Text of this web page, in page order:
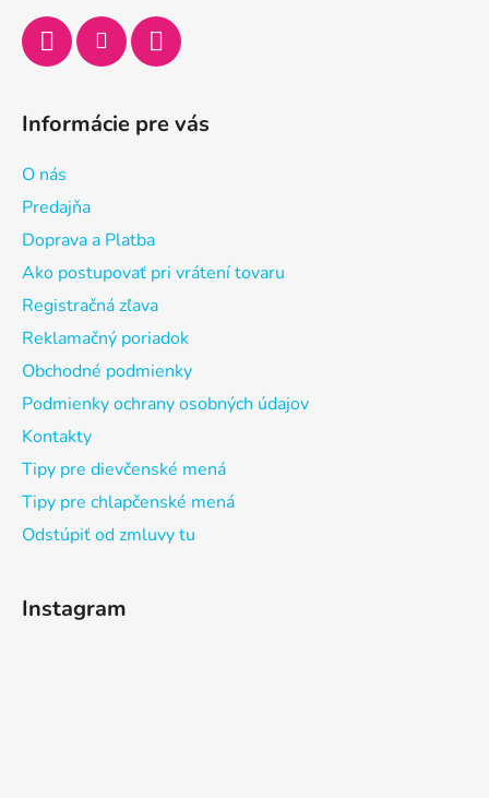
Informácie pre vás
O nás
Predajňa
Doprava a Platba
Ako postupovať pri vrátení tovaru
Registračná zľava
Reklamačný poriadok
Obchodné podmienky
Podmienky ochrany osobných údajov
Kontakty
Tipy pre dievčenské mená
Tipy pre chlapčenské mená
Odstúpiť od zmluvy tu
Instagram